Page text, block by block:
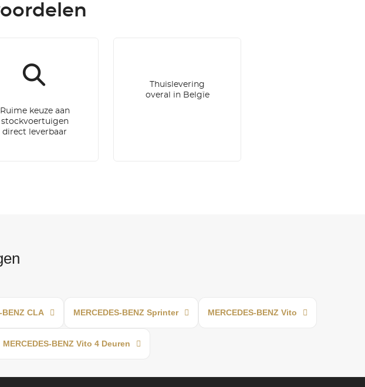
Ruime keuze aan
stockvoertuigen
direct leverbaar
Thuislevering
overal in Belgïe
BENZ CLA MERCEDES-BENZ Sprinter MERCEDES-BENZ Vito
MERCEDES-BENZ Vito 4 Deuren